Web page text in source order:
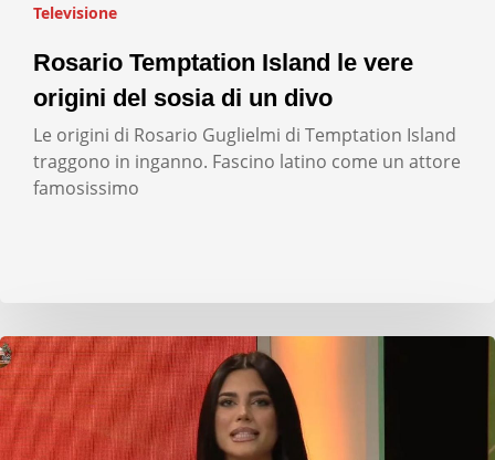
Televisione
Rosario Temptation Island le vere
origini del sosia di un divo
Le origini di Rosario Guglielmi di Temptation Island
traggono in inganno. Fascino latino come un attore
famosissimo